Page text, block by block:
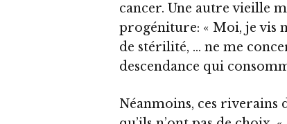
cancer. Une autre vieille
progéniture: « Moi, je vis
de stérilité, … ne me
descendance qui
Néanmoins, ces riverains